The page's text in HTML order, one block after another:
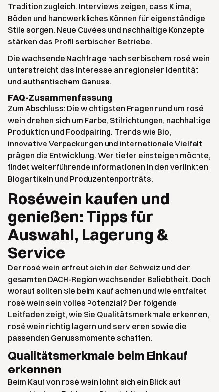
Tradition zugleich. Interviews zeigen, dass Klima,
Böden und handwerkliches Können für eigenständige
Stile sorgen. Neue Cuvées und nachhaltige Konzepte
stärken das Profil serbischer Betriebe.
Die wachsende Nachfrage nach serbischem rosé wein
unterstreicht das Interesse an regionaler Identität
und authentischem Genuss.
FAQ-Zusammenfassung
Zum Abschluss: Die wichtigsten Fragen rund um rosé
wein drehen sich um Farbe, Stilrichtungen, nachhaltige
Produktion und Foodpairing. Trends wie Bio,
innovative Verpackungen und internationale Vielfalt
prägen die Entwicklung. Wer tiefer einsteigen möchte,
findet weiterführende Informationen in den verlinkten
Blogartikeln und Produzentenporträts.
Roséwein kaufen und
genießen: Tipps für
Auswahl, Lagerung &
Service
Der rosé wein erfreut sich in der Schweiz und der
gesamten DACH-Region wachsender Beliebtheit. Doch
worauf sollten Sie beim Kauf achten und wie entfaltet
rosé wein sein volles Potenzial? Der folgende
Leitfaden zeigt, wie Sie Qualitätsmerkmale erkennen,
rosé wein richtig lagern und servieren sowie die
passenden Genussmomente schaffen.
Qualitätsmerkmale beim Einkauf
erkennen
Beim Kauf von rosé wein lohnt sich ein Blick auf